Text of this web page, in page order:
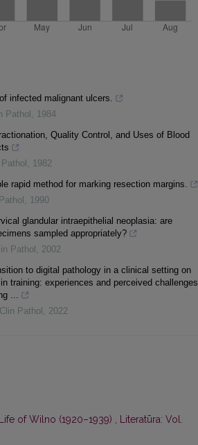
infected malignant ulcers.
Pathol , 1984
Quality Control, and Uses of Blood
, 1982
rapid method for marking resection margins.
, 1990
glandular intraepithelial neoplasia: are
sampled appropriately?
Pathol , 2002
to digital pathology in a clinical setting on
training: experiences and perceived challenges
...
Pathol , 2022
of Wilno (1920–1939) , Literatūra: Vol.